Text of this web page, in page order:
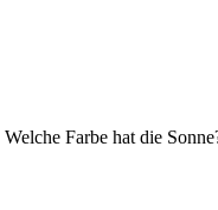
Welche Farbe hat die